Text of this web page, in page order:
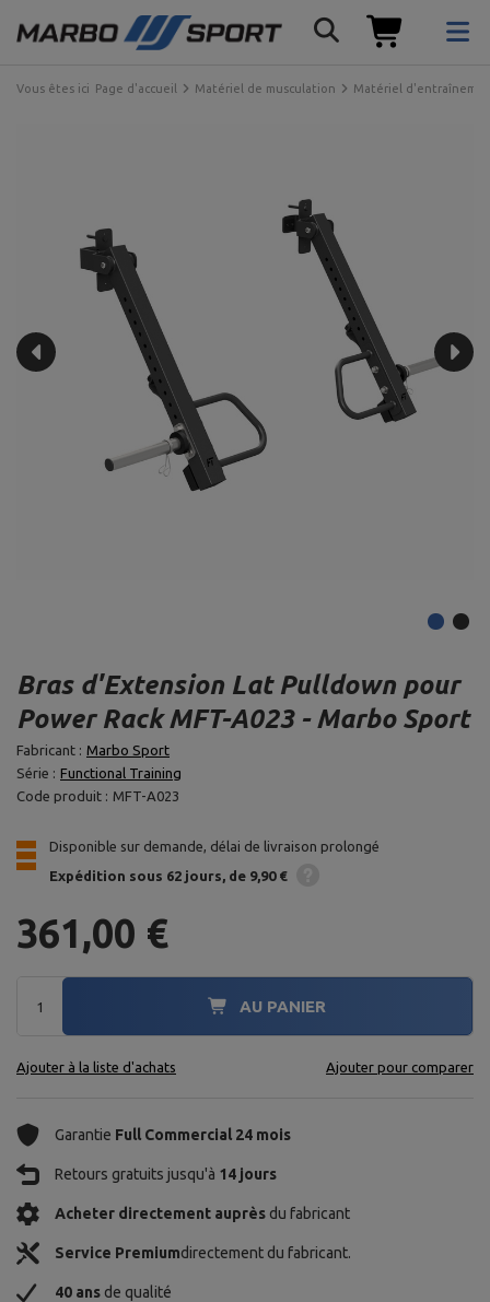
Vous êtes ici Page d'accueil Matériel de musculation Matériel
Bras d'Extension Lat Pulldown pour
Power Rack MFT-A023 - Marbo Sport
Fabricant : Marbo Sport
Série : Functional Training
Code produit : MFT-A023
Disponible sur demande, délai de livraison prolongé
Expédition sous 62 jours de 9,90 €
361,00 €
AU PANIER
Ajouter à la liste d'achats Ajouter pour comparer
Garantie Full Commercial 24 mois
Retours gratuits jusqu'à 14 jours
Acheter directement auprès du fabricant
Service Premiumdirectement du fabricant.
40 ans de qualité